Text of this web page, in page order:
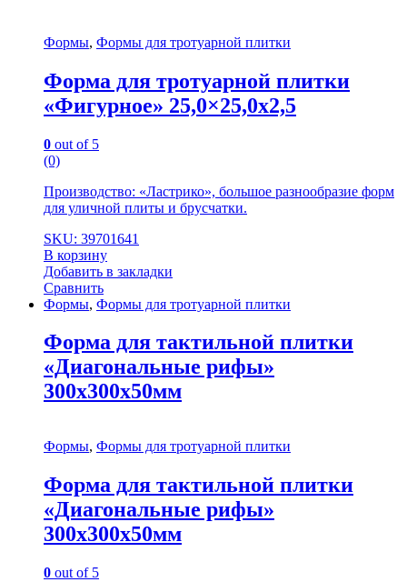
Формы, Формы для тротуарной плитки
Форма для тротуарной плитки
«Фигурное» 25,0×25,0x2,5
0 out of 5
(0)
Производство: «Ластрико», большое разнообразие форм
для уличной плиты и брусчатки.
SKU: 39701641
В корзину
Добавить в закладки
Сравнить
Формы, Формы для тротуарной плитки
Форма для тактильной плитки
«Диагональные рифы»
300х300х50мм
Формы, Формы для тротуарной плитки
Форма для тактильной плитки
«Диагональные рифы»
300х300х50мм
0 out of 5